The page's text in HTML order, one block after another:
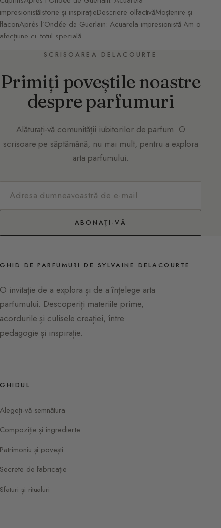
impresionistăIstorie și inspirațieDescriere olfactivăMoștenire și
flaconAprès l’Ondée de Guerlain: Acuarela impresionistă Am o
afecțiune cu totul specială…
SCRISOAREA DELACOURTE
Primiți poveștile noastre
despre parfumuri
Alăturați-vă comunității iubitorilor de parfum. O
scrisoare pe săptămână, nu mai mult, pentru a explora
arta parfumului.
ABONAȚI-VĂ
GHID DE PARFUMURI DE SYLVAINE DELACOURTE
O invitație de a explora și de a înțelege arta
parfumului. Descoperiți materiile prime,
acordurile și culisele creației, între
pedagogie și inspirație.
GHIDUL
Alegeți-vă semnătura
Compoziție și ingrediente
Patrimoniu și povești
Secrete de fabricație
Sfaturi și ritualuri